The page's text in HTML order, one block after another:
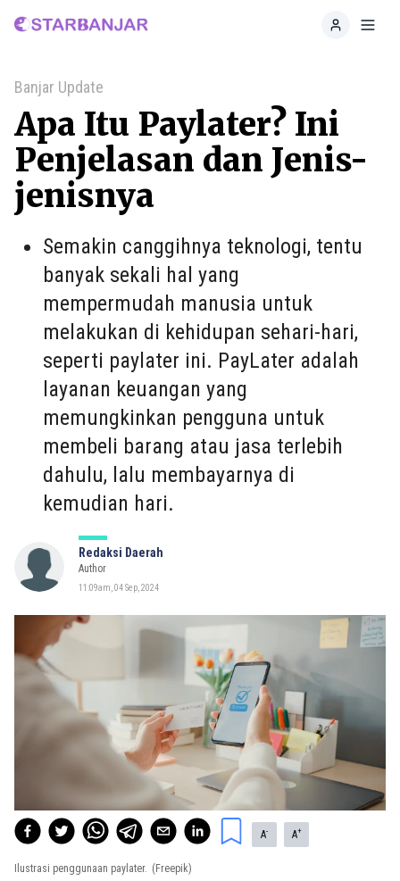
Home
Banjar Update
Apa Itu Paylater? Ini
Penjelasan dan Jenis-
jenisnya
Semakin canggihnya teknologi, tentu
banyak sekali hal yang
mempermudah manusia untuk
melakukan di kehidupan sehari-hari,
seperti paylater ini. PayLater adalah
layanan keuangan yang
memungkinkan pengguna untuk
membeli barang atau jasa terlebih
dahulu, lalu membayarnya di
kemudian hari.
Redaksi Daerah
Author
11:09am, 04 Sep, 2024
A- A+
Ilustrasi penggunaan paylater. (Freepik)